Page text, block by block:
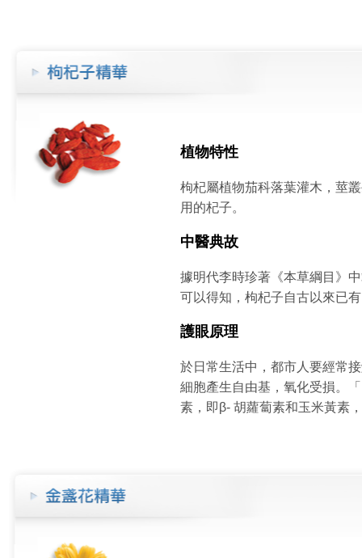
植物特性
枸杞屬植物茄科落葉灌木，莖
用的杞子。
中醫典故
據明代李時珍著《本草綱目》
可以得知，枸杞子自古以來已
護眼原理
於日常生活中，都市人要經常
細胞產生自由基，氧化受損。
素，即β- 胡蘿蔔素和玉米黃素